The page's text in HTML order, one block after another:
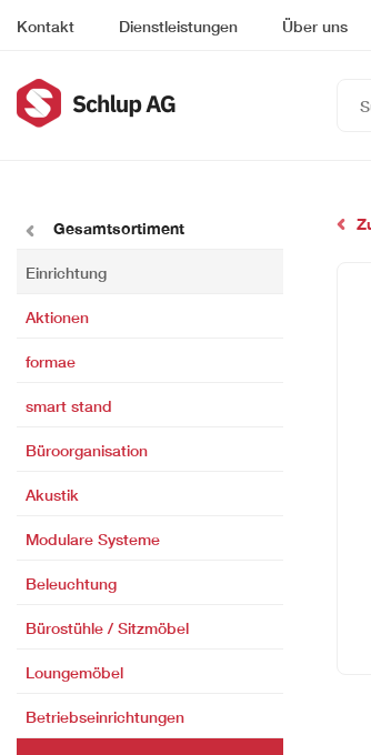
Kontakt Dienstleistungen Über uns
Gesamtsortiment
Einrichtung
Aktionen
formae
smart stand
Büroorganisation
Akustik
Modulare Systeme
Beleuchtung
Bürostühle / Sitzmöbel
Loungemöbel
Betriebseinrichtungen